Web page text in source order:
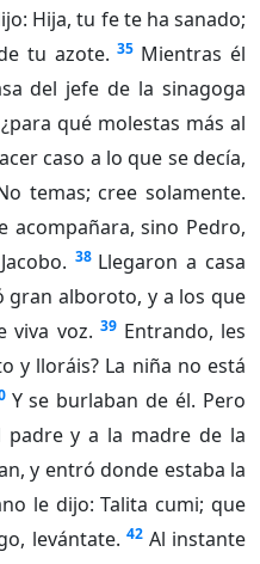
Hija, tu fe te ha sanado;
tu azote. 35 Mientras él
del jefe de la sinagoga
qué molestas más al
caso a lo que se decía,
temas; cree solamente.
acompañara, sino Pedro,
38 Llegaron a casa
gran alboroto, y a los que
viva voz. 39 Entrando, les
y lloráis? La niña no está
Y se burlaban de él. Pero
y a la madre de la
y entró donde estaba la
le dijo: Talita cumi; que
levántate. 42 Al instante